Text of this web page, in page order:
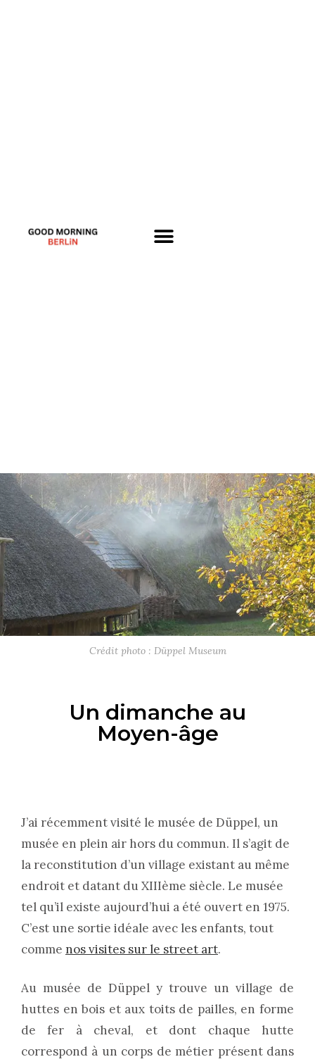
Crédit photo : Düppel Museum
Un dimanche au
Moyen-âge
J’ai récemment visité le musée de Düppel, un
musée en plein air hors du commun. Il s’agit de
la reconstitution d’un village existant au même
endroit et datant du XIIIème siècle. Le musée
tel qu’il existe aujourd’hui a été ouvert en 1975.
C’est une sortie idéale avec les enfants, tout
comme nos visites sur le street art.
Au musée de Düppel y trouve un village de
huttes en bois et aux toits de pailles, en forme
de fer à cheval, et dont chaque hutte
correspond à un corps de métier présent dans